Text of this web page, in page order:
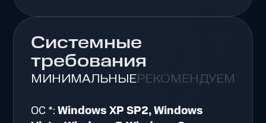
Системные
требования
МИНИМАЛЬНЫЕРЕКОМЕНДУЕМЫЕ
ОС *:Windows XP SP2, Windows